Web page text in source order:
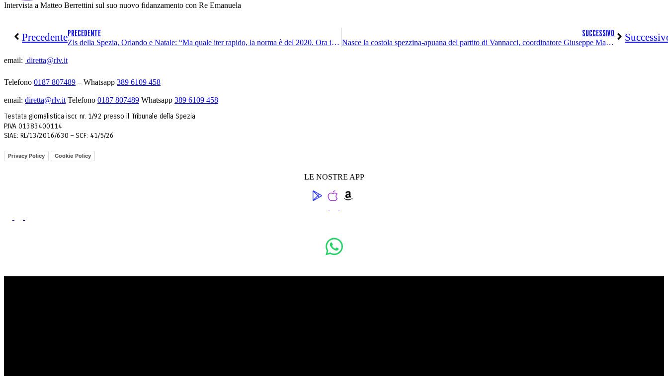
Intervista a Matteo Berrettini sul suo nuovo fidanzamento con Re Emanuela​
PrecedentePRECEDENTE
Zls della Spezia, Orlando e Natale: “Ma quale iter rapido, la norma è del 2020. Ora il governo sblocchi la Pontremolese”
SUCCESSIVO
Nasce la costola spezzina-apuana del partito di Vannacci, coordinatore Giuseppe Maccarone
email: diretta@rlv.it
Telefono 0187 807489 – Whatsapp 389 6109 458
email: diretta@rlv.it Telefono 0187 807489 Whatsapp 389 6109 458
Testata giornalistica iscr. nr. 1/92 presso il Tribunale della Spezia
P.IVA 01383400114
SIAE: RL/13/2016/630 – SCF: 41/5/26
Privacy Policy Cookie Policy
LE NOSTRE APP